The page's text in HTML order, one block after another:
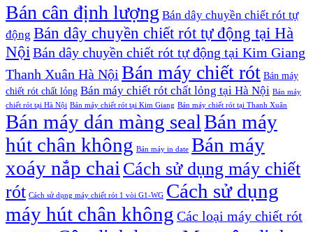
Bán cân định lượng Bán dây chuyền chiết rót tự
động Bán dây chuyền chiết rót tự động tại Hà
Nội Bán dây chuyền chiết rót tự động tại Kim Giang
Thanh Xuân Hà Nội Bán máy chiết rót Bán máy
chiết rót chất lỏng Bán máy chiết rót chất lỏng tại Hà Nội Bán máy
chiết rót tại Hà Nội Bán máy chiết rót tại Kim Giang Bán máy chiết rót tại Thanh Xuân
Bán máy dán màng sealBán máy
hút chân không Bán máy in date Bán máy
xoáy nắp chai Cách sử dụng máy chiết
rót Cách sử dụng máy chiết rót 1 vòi G1-WG Cách sử dụng
máy hút chân không Các loại máy chiết rót